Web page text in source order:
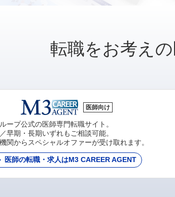
転職をお考え
医師向け
ープ公式の医師専門転職サイト。
早期・長期いずれもご相談可能。
関からスペシャルオファーが受け取れます。
医師の転職・求人はM3 CAREER AGENT